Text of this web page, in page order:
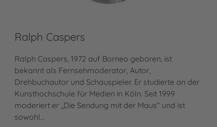
Ralph Caspers
Ralph Caspers, 1972 auf Borneo geboren, ist
bekannt als Fernsehmoderator, Autor,
Drehbuchautor und Schauspieler. Er studierte an der
Kunsthochschule für Medien in Köln. Seit 1999
moderiert er „Die Sendung mit der Maus“ und ist
sowohl…